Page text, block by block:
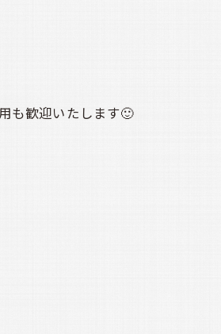
も歓迎いたします🙂